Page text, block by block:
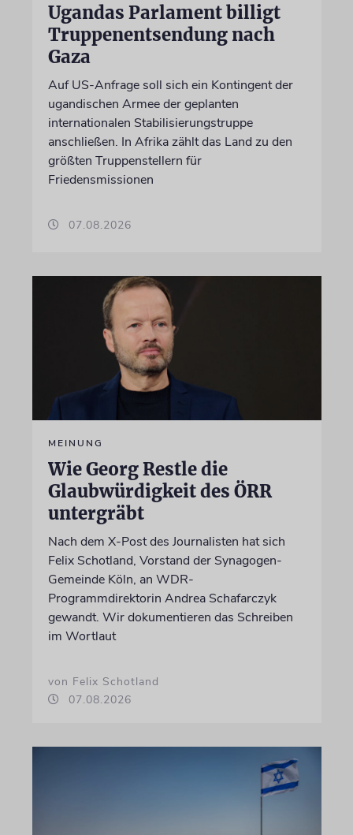
Ugandas Parlament billigt
Truppenentsendung nach
Gaza
Auf US-Anfrage soll sich ein Kontingent der
ugandischen Armee der geplanten
internationalen Stabilisierungstruppe
anschließen. In Afrika zählt das Land zu den
größten Truppenstellern für
Friedensmissionen
07.08.2026
MEINUNG
Wie Georg Restle die
Glaubwürdigkeit des ÖRR
untergräbt
Nach dem X-Post des Journalisten hat sich
Felix Schotland, Vorstand der Synagogen-
Gemeinde Köln, an WDR-
Programmdirektorin Andrea Schafarczyk
gewandt. Wir dokumentieren das Schreiben
im Wortlaut
von Felix Schotland
07.08.2026